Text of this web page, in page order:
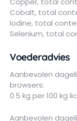
Cobalt, total
Iodine, total
Selenium, total
Voederadvies
Aanbevolen
browsers:
0.5 kg per 100 kg
Aanbevolen